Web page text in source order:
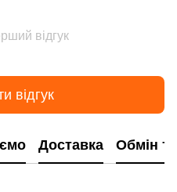
відгук
відгук
Доставка Обмін